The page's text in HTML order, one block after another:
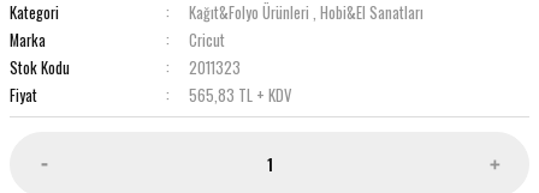
Kategori Kağıt&Folyo Ürünleri , Hobi&El Sanatları
Marka
Cricut
Stok Kodu
2011323
Fiyat
565,83 TL + KDV